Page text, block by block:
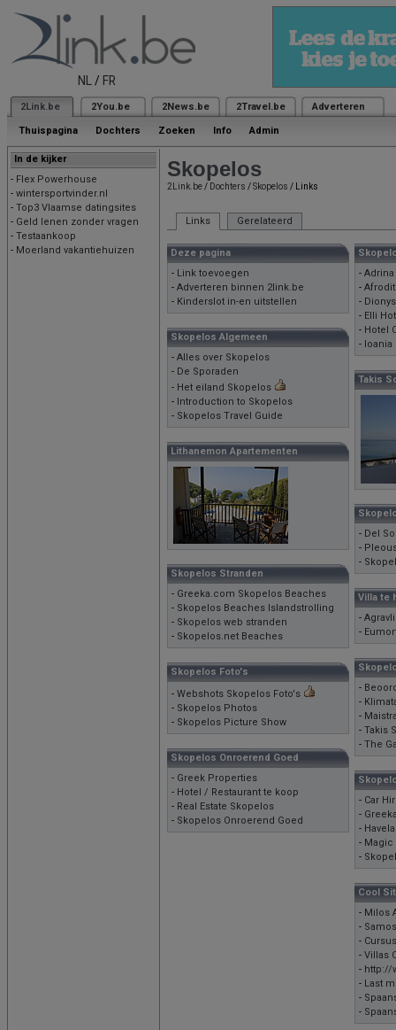
NL / FR
2Link.be 2You.be 2News.be 2Travel.be Adverteren
Thuispagina Dochters Zoeken Info Admin
In de kijker
- Flex Powerhouse
- wintersportvinder.nl
- Top3 Vlaamse datingsites
- Geld lenen zonder vragen
- Testaankoop
- Moerland vakantiehuizen
Skopelos
2Link.be/ Dochters /Skopelos / Links
Links Gerelateerd
Deze pagina
- Link toevoegen
- Adverteren binnen 2link.be
- Kinderslot in-en uitstellen
Skopelos Algemeen
- Alles over Skopelos
- De Sporaden
- Het eiland Skopelos
- Introduction to Skopelos
- Skopelos Travel Guide
Lithanemon Apartementen
Skopelos Stranden
- Greeka.com Skopelos Beaches
- Skopelos Beaches Islandstrolling
- Skopelos web stranden
- Skopelos.net Beaches
Skopelos Foto's
- Webshots Skopelos Foto's
- Skopelos Photos
- Skopelos Picture Show
Skopelos Onroerend Goed
- Greek Properties
- Hotel / Restaurant te koop
- Real Estate Skopelos
- Skopelos Onroerend Goed
-
-
-
- Elli
- Hotel
- Ioania
Takis
- Del
-
-
Villa te
-
-
-
-
-
- Takis
- The
- Car
-
-
- Magic
-
Cool
- Milos
-
-
- Villas
- http://
- Last
-
-